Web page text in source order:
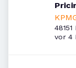
vor 4